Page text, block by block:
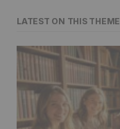
LATEST ON THIS THEME